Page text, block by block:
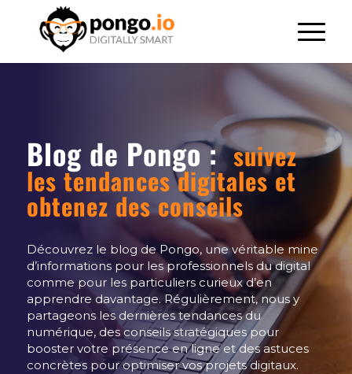
Blog de Pongo : suivez
les tendances digitales et
obtenez des conseils
Découvrez le blog de Pongo, une véritable mine
d’informations pour les professionnels du digital
comme pour les particuliers curieux d’en
apprendre davantage. Régulièrement, nous y
partageons les dernières tendances du
numérique, des conseils stratégiques pour
booster votre présence en ligne et des astuces
concrètes pour optimiser vos projets digitaux.